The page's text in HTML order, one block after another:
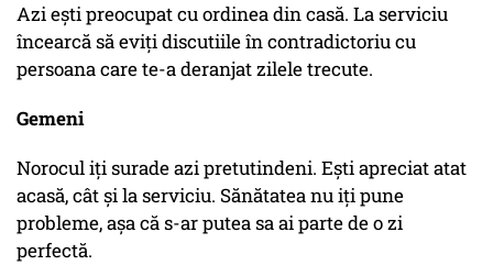
Azi eşti preocupat cu ordinea din casă. La serviciu
încearcă să eviţi discutiile în contradictoriu cu
persoana care te-a deranjat zilele trecute.
Gemeni
Norocul iţi surade azi pretutindeni. Eşti apreciat atat
acasă, cât şi la serviciu. Sănătatea nu iţi pune
probleme, aşa că s-ar putea sa ai parte de o zi
perfectă.